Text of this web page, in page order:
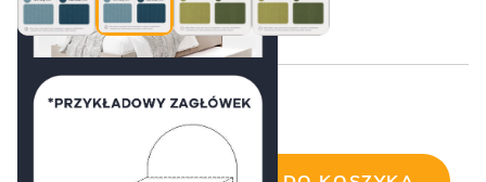
Cena wybranej konfiguracji: